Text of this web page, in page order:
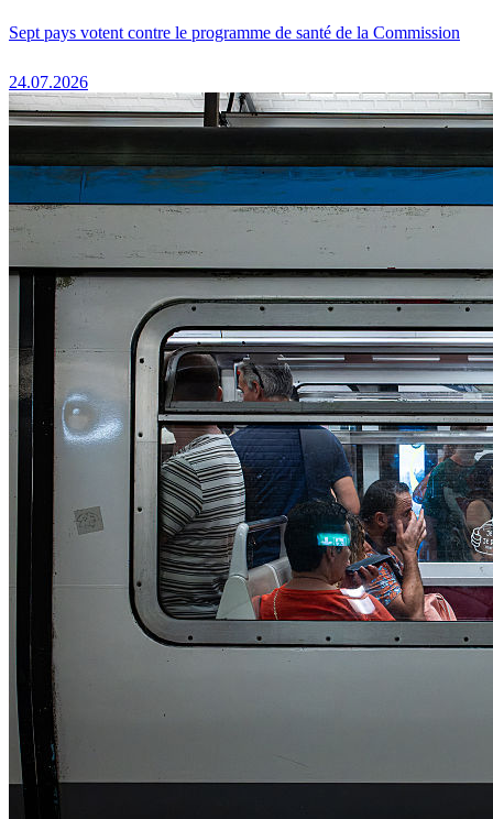
Sept pays votent contre le programme de santé de la Commission
24.07.2026